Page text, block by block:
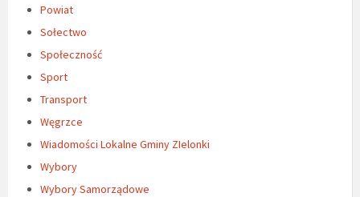
Powiat
Sołectwo
Społeczność
Sport
Transport
Węgrzce
Wiadomości Lokalne Gminy ZIelonki
Wybory
Wybory Samorządowe